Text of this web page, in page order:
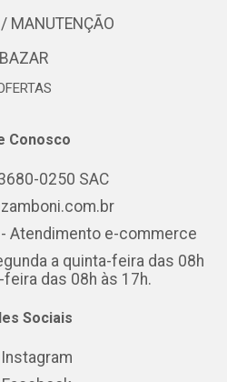
MANUTENÇÃO
BAZAR
Conosco
0250 SAC
Atendimento e-commerce
a quinta-feira das 08h
das 08h às 17h.
Sociais
Instagram